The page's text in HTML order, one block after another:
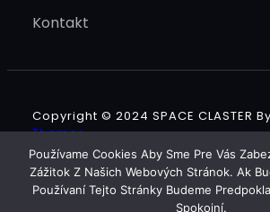
Kontakt
Copyright © 2024 SPACE CLASTER By
Themes
Facebook
TwitterLinkedIn
YouTube
Používame Cookies Aby Sme Pre Vás
Zážitok Z Našich Webových Stránok. Ak
Používaní Tejto Stránky Budeme
Spokojní.